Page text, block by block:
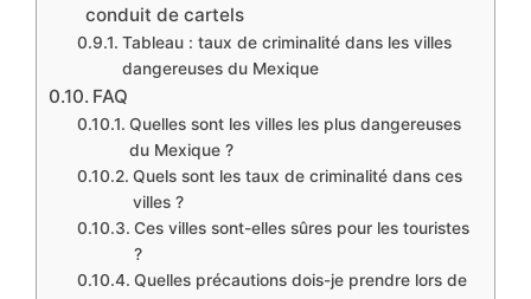
conduit de cartels
Tableau : taux de criminalité dans les villes
dangereuses du Mexique
FAQ
Quelles sont les villes les plus dangereuses
du Mexique ?
Quels sont les taux de criminalité dans ces
villes ?
Ces villes sont-elles sûres pour les touristes
?
Quelles précautions dois-je prendre lors de